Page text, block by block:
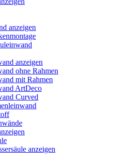
anzeigen
anzeigen
ohne Rahmen
mit Rahmen
ArtDeco
Curved
anzeigen